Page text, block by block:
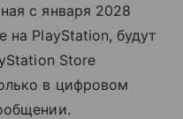
с января 2028
PlayStation, будут
Store
в цифровом